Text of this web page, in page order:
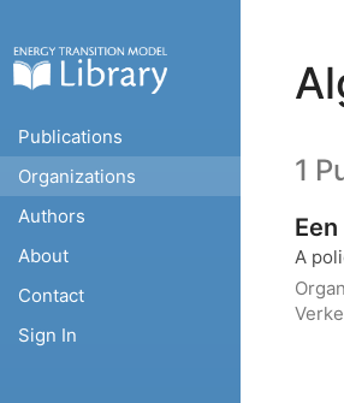
Publications
Organizations
Authors
About
Contact
Sign In
1
A